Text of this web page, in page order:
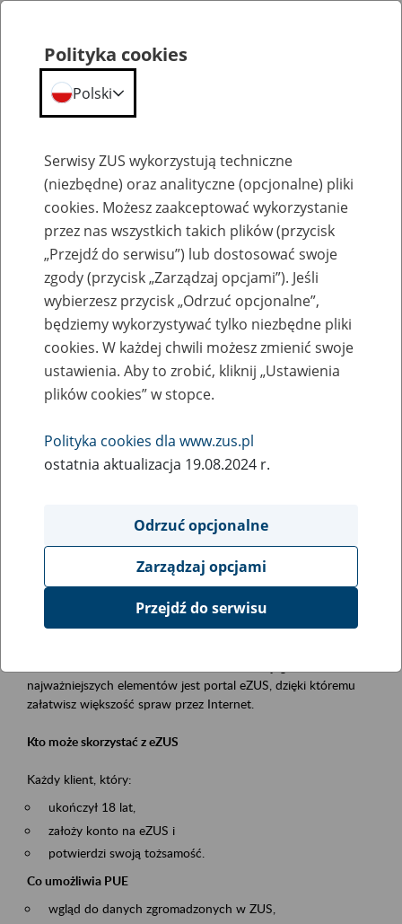
Szkolenia
Zaproś ZUS do siebie - zakładanie profili
eZUS w siedzibie Twojej firmy
Rodzaj wydarzenia
Szkolenia
Obszar merytoryczny
obsługa klientów
Opis wydarzenia
Platforma Usług Elektronicznych ZUS eZUS
najważniejszych elementów jest portal eZUS, dzięki któremu
załatwisz większość spraw przez Internet.
Kto może skorzystać z eZUS
Każdy klient, który:
ukończył 18 lat,
założy konto na eZUS i
potwierdzi swoją tożsamość.
Co umożliwia PUE
wgląd do danych zgromadzonych w ZUS,
Polityka cookies
Polski
Serwisy ZUS wykorzystują techniczne
(niezbędne) oraz analityczne (opcjonalne) pliki
cookies. Możesz zaakceptować wykorzystanie
przez nas wszystkich takich plików (przycisk
„Przejdź do serwisu”) lub dostosować swoje
zgody (przycisk „Zarządzaj opcjami”). Jeśli
wybierzesz przycisk „Odrzuć opcjonalne”,
będziemy wykorzystywać tylko niezbędne pliki
cookies. W każdej chwili możesz zmienić swoje
ustawienia. Aby to zrobić, kliknij „Ustawienia
plików cookies” w stopce.
Polityka cookies dla www.zus.pl
ostatnia aktualizacja 19.08.2024 r.
Odrzuć opcjonalne
Zarządzaj opcjami
Przejdź do serwisu